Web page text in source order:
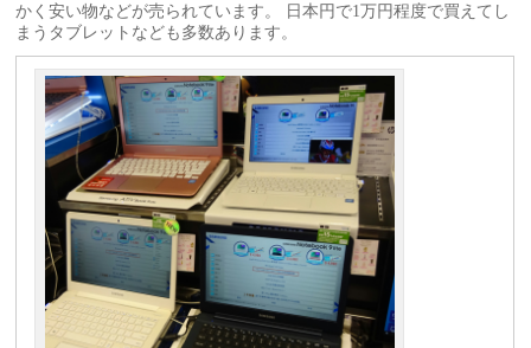
かく安い物などが売られています。 日本円で1万円程度で買えてし
まうタブレットなども多数あります。